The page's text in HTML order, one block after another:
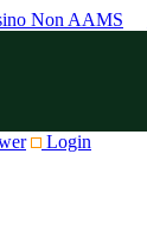
Non AAMS
Login